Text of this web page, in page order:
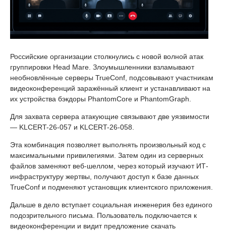
Российские организации столкнулись с новой волной атак
группировки Head Mare. Злоумышленники взламывают
необновлённые серверы TrueConf, подсовывают участникам
видеоконференций заражённый клиент и устанавливают на
их устройства бэкдоры PhantomCore и PhantomGraph.
Для захвата сервера атакующие связывают две уязвимости
— KLCERT-26-057 и KLCERT-26-058.
Эта комбинация позволяет выполнять произвольный код с
максимальными привилегиями. Затем один из серверных
файлов заменяют веб-шеллом, через который изучают ИТ-
инфраструктуру жертвы, получают доступ к базе данных
TrueConf и подменяют установщик клиентского приложения.
Дальше в дело вступает социальная инженерия без единого
подозрительного письма. Пользователь подключается к
видеоконференции и видит предложение скачать